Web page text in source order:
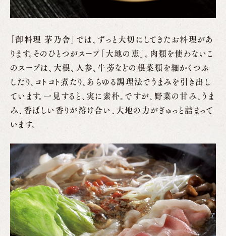
「御料理 茅乃舎」では、ずっと大切にしてきたお料理があ
ります。そのひとつがスープ「大地の恵」。肉類を使わないこ
のスープは、大根、人参、牛蒡などの根菜類を細かくつぶ
したり、コトコト煮たり、あらゆる調理法でうまみを引き出し
ています。一見すると、実に素朴。ですが、野菜の甘み、うま
み、香ばしい香りが溶け合い、大地の力がぎゅっと詰まって
います。